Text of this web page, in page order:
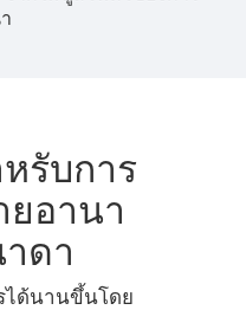
รับการ
ยอานา
ดา
ได้นานขึ้นโดย